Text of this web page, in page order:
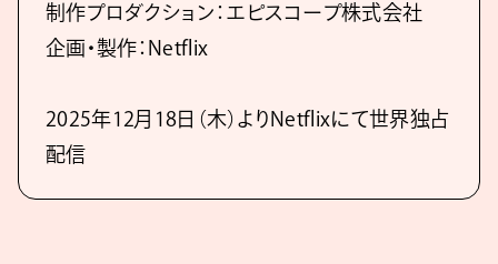
制作プロダクション：エピスコープ株式会社
企画・製作：Netflix
2025年12月18日（木）よりNetflixにて世界独占
配信